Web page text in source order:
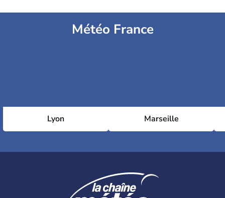
Météo France
Lyon Marseille